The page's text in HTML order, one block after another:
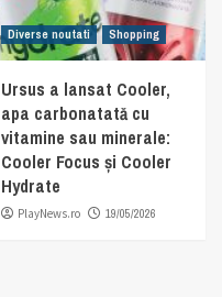
Diverse noutati Shopping
Ursus a lansat Cooler,
apa carbonatată cu
vitamine sau minerale:
Cooler Focus și Cooler
Hydrate
PlayNews.ro 19/05/2026